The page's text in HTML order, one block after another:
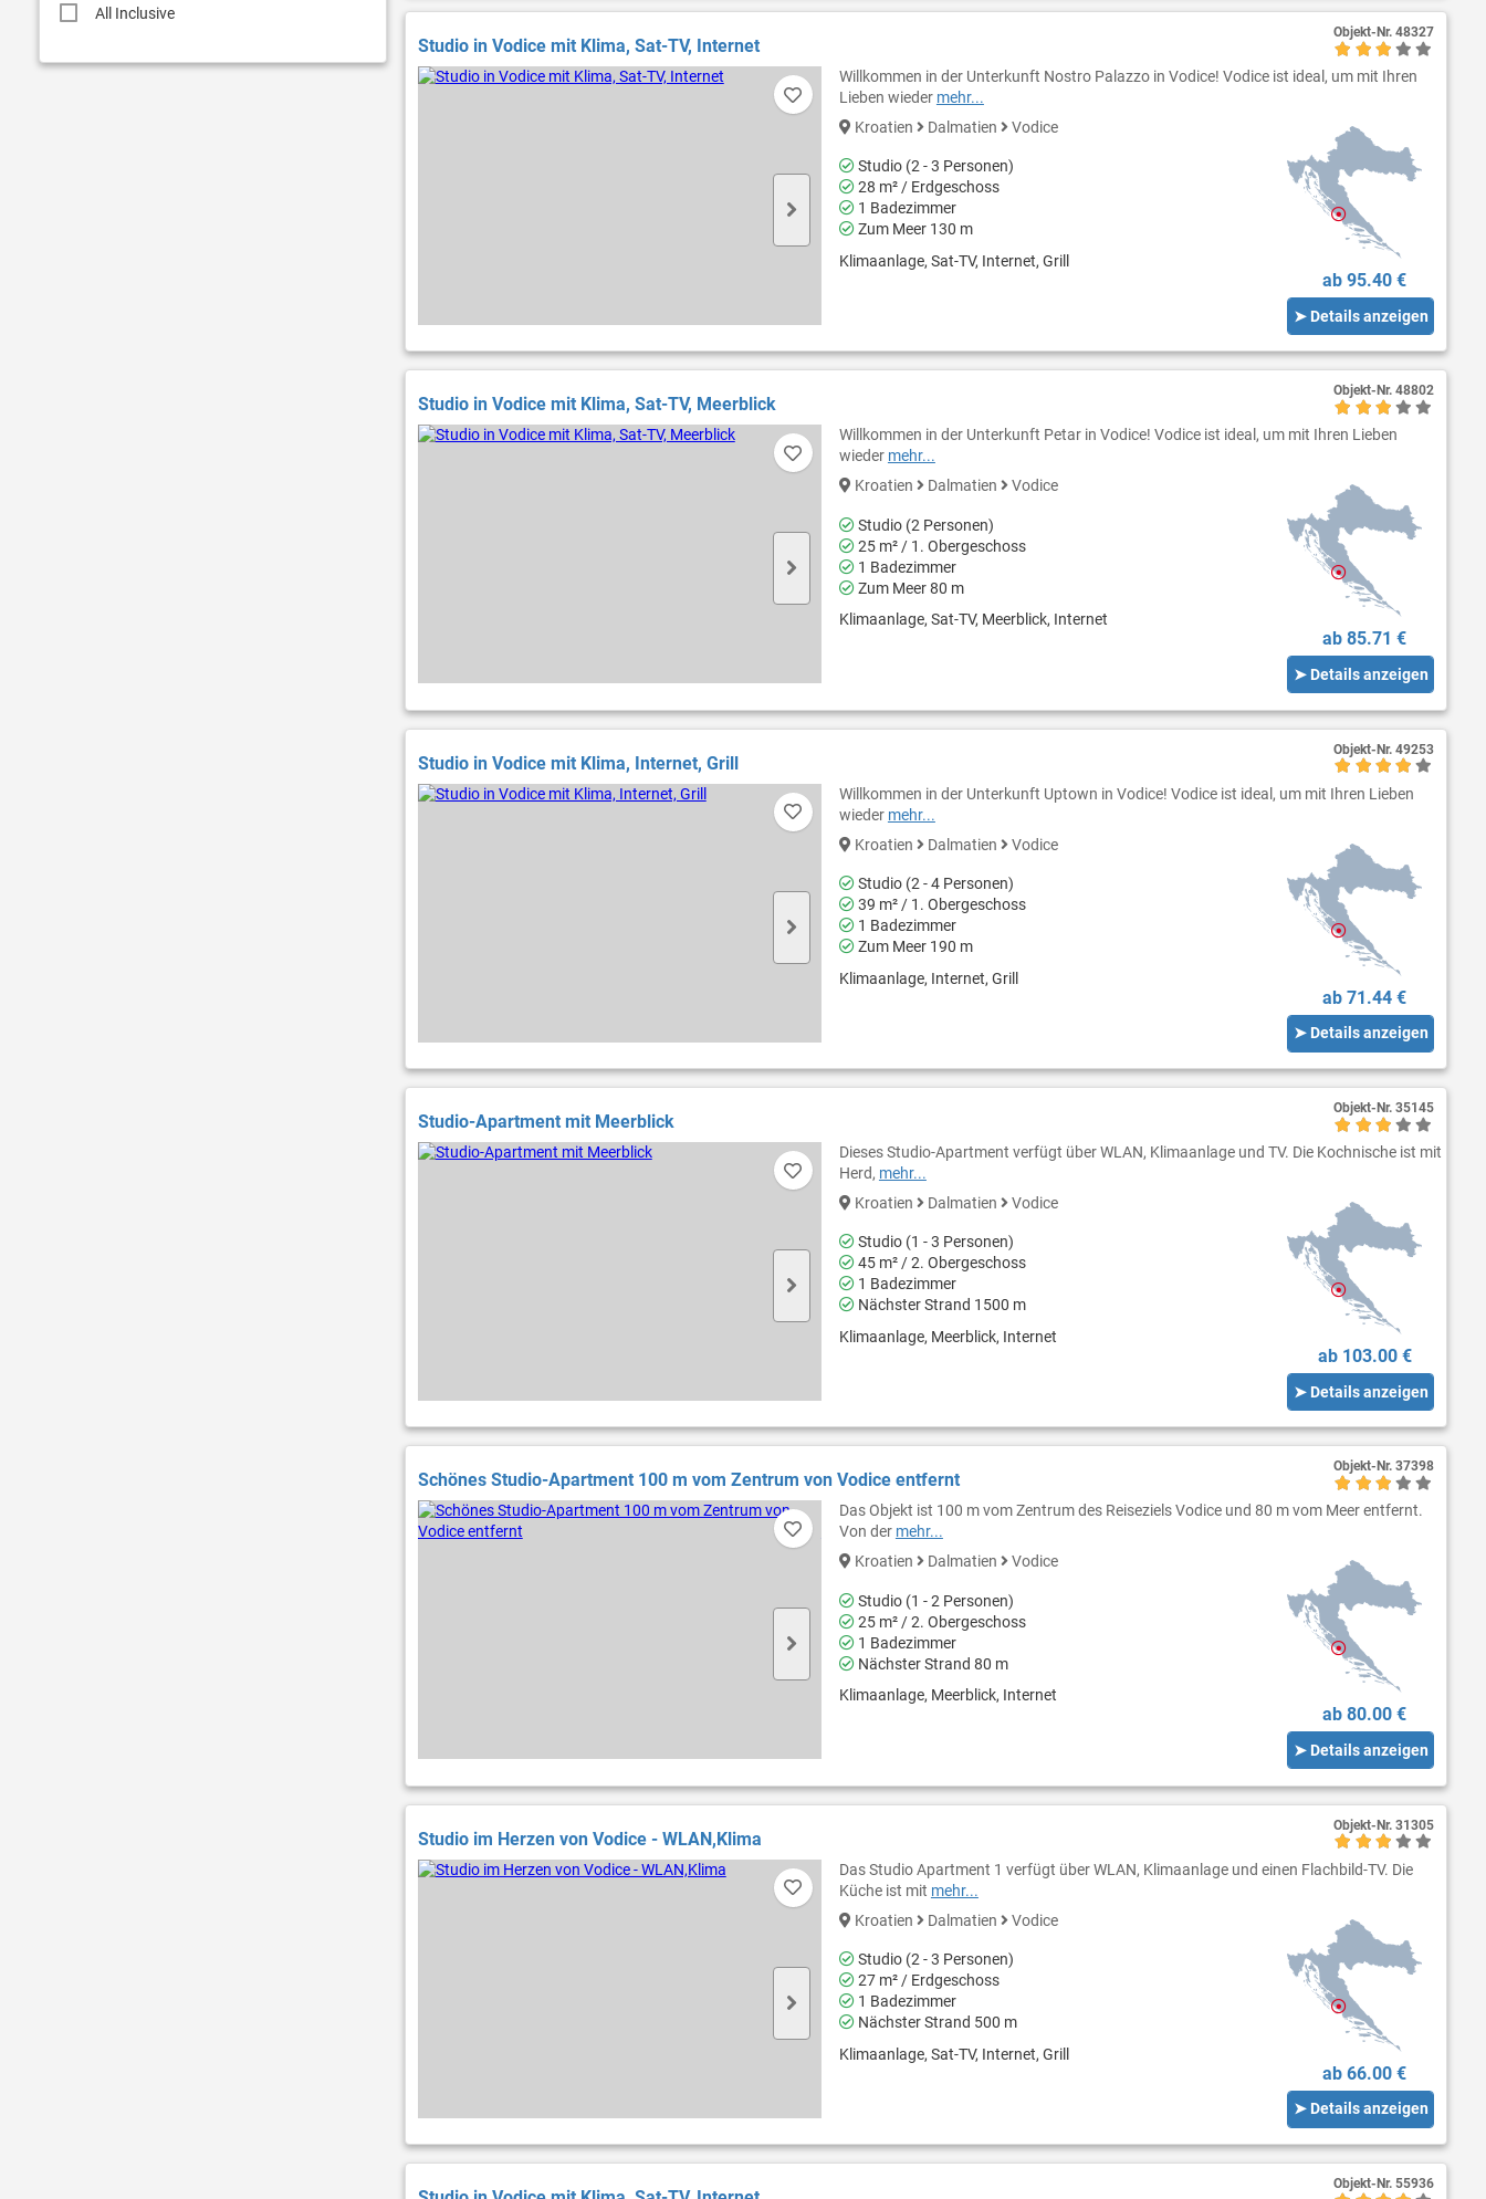
All Inclusive
Studio in Vodice mit Klima, Sat-TV, Internet
Willkommen in der Unterkunft Nostro Palazzo in Vodice! Vodice ist ideal, um mit Ihren
Lieben wieder mehr...
Kroatien
Dalmatien Vodice
Studio (2 - 3 Personen)
28 m² / Erdgeschoss
1 Badezimmer
Zum Meer 130 m
Klimaanlage, Sat-TV, Internet, Grill
ab 95.40 €
➤ Details anzeigen
Objekt-Nr. 48327
Studio in Vodice mit Klima, Sat-TV, Meerblick
Willkommen in der Unterkunft Petar in Vodice! Vodice ist ideal, um mit Ihren Lieben
wieder mehr...
Kroatien
Dalmatien Vodice
Studio (2 Personen)
25 m² / 1. Obergeschoss
1 Badezimmer
Zum Meer 80 m
Klimaanlage, Sat-TV, Meerblick, Internet
ab 85.71 €
➤ Details anzeigen
Objekt-Nr. 48802
Studio in Vodice mit Klima, Internet, Grill
Willkommen in der Unterkunft Uptown in Vodice! Vodice ist ideal, um mit Ihren Lieben
wieder mehr...
Kroatien
Dalmatien Vodice
Studio (2 - 4 Personen)
39 m² / 1. Obergeschoss
1 Badezimmer
Zum Meer 190 m
Klimaanlage, Internet, Grill
ab 71.44 €
➤ Details anzeigen
Objekt-Nr. 49253
Studio-Apartment mit Meerblick
Dieses Studio-Apartment verfügt über WLAN, Klimaanlage und TV. Die Kochnische ist mit
Herd, mehr...
Kroatien
Dalmatien Vodice
Studio (1 - 3 Personen)
45 m² / 2. Obergeschoss
1 Badezimmer
Nächster Strand 1500 m
Klimaanlage, Meerblick, Internet
ab 103.00 €
➤ Details anzeigen
Objekt-Nr. 35145
Schönes Studio-Apartment 100 m vom Zentrum von Vodice entfernt
Das Objekt ist 100 m vom Zentrum des Reiseziels Vodice und 80 m vom Meer entfernt.
Von der mehr...
Kroatien
Dalmatien Vodice
Studio (1 - 2 Personen)
25 m² / 2. Obergeschoss
1 Badezimmer
Nächster Strand 80 m
Klimaanlage, Meerblick, Internet
ab 80.00 €
➤ Details anzeigen
Objekt-Nr. 37398
Studio im Herzen von Vodice - WLAN,Klima
Das Studio Apartment 1 verfügt über WLAN, Klimaanlage und einen Flachbild-TV. Die
Küche ist mit mehr...
Kroatien
Dalmatien Vodice
Studio (2 - 3 Personen)
27 m² / Erdgeschoss
1 Badezimmer
Nächster Strand 500 m
Klimaanlage, Sat-TV, Internet, Grill
ab 66.00 €
➤ Details anzeigen
Objekt-Nr. 31305
Objekt-Nr. 55936